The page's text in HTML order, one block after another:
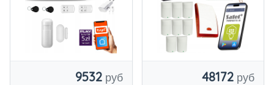
R1PS
9532
ПРИЛОЖЕНИЕ
48172